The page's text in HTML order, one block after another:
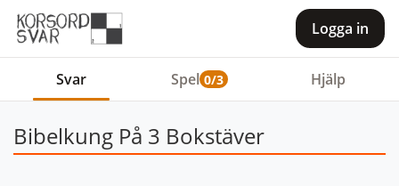
Logga in
Svar Spel 0/3 Hjälp
Bibelkung På 3 Bokstäver